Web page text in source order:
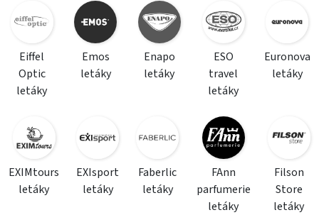
Eiffel
Optic
letáky
Emos
letáky
Enapo
letáky
ESO
travel
letáky
Euronova
letáky
EXIMtours
letáky
EXIsport
letáky
Faberlic
letáky
FAnn
parfumerie
letáky
Filson
Store
letáky